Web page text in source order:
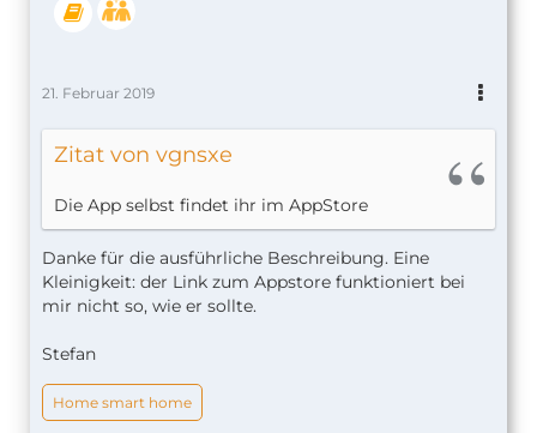
21. Februar 2019
Zitat von vgnsxe
Die App selbst findet ihr im AppStore
Danke für die ausführliche Beschreibung. Eine
Kleinigkeit: der Link zum Appstore funktioniert bei
mir nicht so, wie er sollte.
Stefan
Home smart home